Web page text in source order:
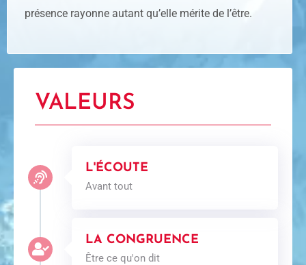
présence rayonne autant qu’elle mérite de l’être.
VALEURS
L'ÉCOUTE
Avant tout
LA CONGRUENCE
Être ce qu'on dit